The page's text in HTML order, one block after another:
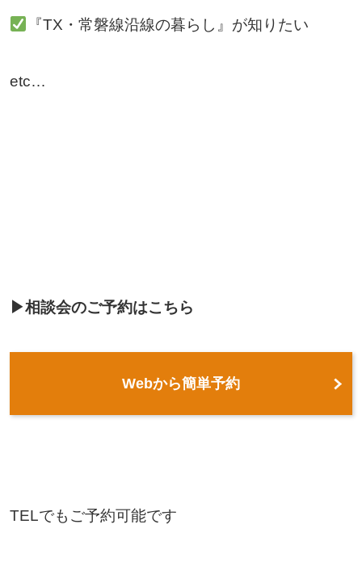
『TX・常磐線沿線の暮らし』が知りたい
etc…
▶相談会のご予約はこちら
Webから簡単予約
TELでもご予約可能です